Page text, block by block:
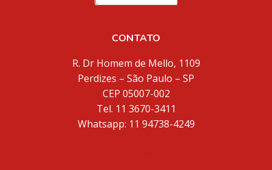
CONTATO
R. Dr Homem de Mello, 1109
Perdizes – São Paulo – SP
CEP 05007-002
Tel. 11 3670-3411
Whatsapp: 11 94738-4249